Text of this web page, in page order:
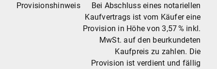
Provisionshinweis
Bei Abschluss eines notariellen
Kaufvertrags ist vom Käufer eine
Provision in Höhe von 3,57 % inkl.
MwSt. auf den beurkundeten
Kaufpreis zu zahlen. Die
Provision ist verdient und fällig